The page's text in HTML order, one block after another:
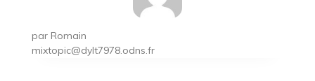
par Romain
mixtopic@dylt7978.odns.fr